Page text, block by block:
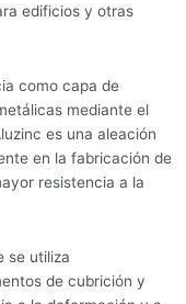
edificios y otras
como capa de
mediante el
es una aleación
en la fabricación de
resistencia a la
se utiliza
de cubrición y